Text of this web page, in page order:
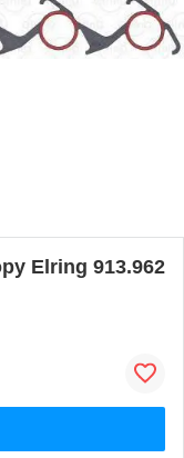
Elring 913.962